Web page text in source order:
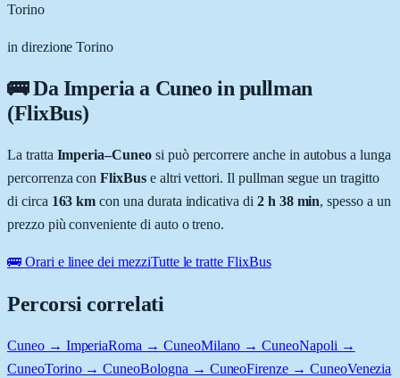
Torino
in direzione Torino
🚌 DaImperiaa Cuneo in pullman
(FlixBus)
La tratta Imperia–Cuneosi può percorrere anche in autobus a lunga
percorrenza conFlixBuse altri vettori. Il pullman segue un tragitto
di circa 163 km con una durata indicativa di 2 h 38 min, spesso a un
prezzo più conveniente di auto o treno.
🚌 Orari e linee dei mezziTutte le tratte FlixBus
Percorsi correlati
Cuneo → ImperiaRoma → CuneoMilano → CuneoNapoli →
CuneoTorino → CuneoBologna → CuneoFirenze → CuneoVenezia